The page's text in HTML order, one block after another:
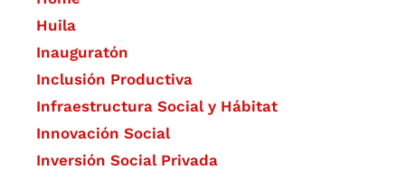
Huila
Inauguratón
Inclusión Productiva
Infraestructura Social y Hábitat
​Innovación Social
Inversión Social Privada